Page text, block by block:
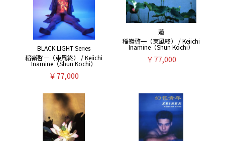
BLACK LIGHT Series
稲嶺啓一（東風終） / Keiichi
Inamine（Shun Kochi）
￥77,000
蓮
稲嶺啓一（東風終） / Keiichi
Inamine（Shun Kochi）
￥77,000